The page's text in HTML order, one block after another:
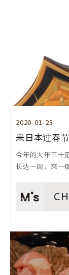
2020-01-23
来日本过春
今年的大年三十
长达一周，來一